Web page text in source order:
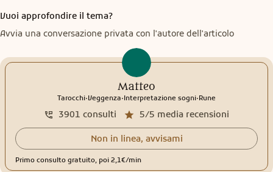
Vuoi approfondire il tema?
Avvia una conversazione privata con l'autore dell'articolo
Matteo
Tarocchi.Veggenza.Interpretazione sogni.Rune
5/5 media recensioni
3901 consulti
Non in linea, avvisami
Primo consulto gratuito, poi 2,1€/min